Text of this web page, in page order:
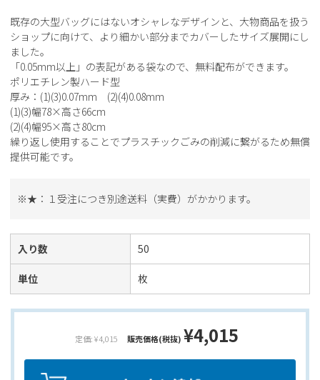
既存の大型バッグにはないオシャレなデザインと、大物商品を扱う
ショップに向けて、より細かい部分までカバーしたサイズ展開にし
ました。
「0.05mm以上」の表記がある袋なので、無料配布ができます。
ポリエチレン製ハード型
厚み：(1)(3)0.07mm (2)(4)0.08mm
(1)(3)幅78×高さ66cm
(2)(4)幅95×高さ80cm
繰り返し使用することでプラスチックごみの削減に繋がるため無償
提供可能です。
※★：１受注につき別途送料（実費）がかかります。
入り数 50
単位 枚
定価: ¥4,015 販売価格(税抜) ¥4,015